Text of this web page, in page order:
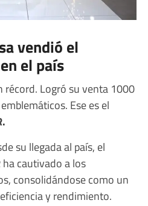
vendió el
el país
Logró su venta 1000
Ese es el
su llegada al país, el
ha cautivado a los
consolidándose como un
y rendimiento.